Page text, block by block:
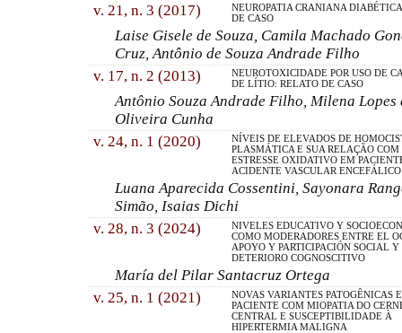
v. 21, n. 3 (2017)
NEUROPATIA CRANIANA
DE CASO
Laise Gisele de Souza, Camila Machado
Cruz, Antônio de Souza Andrade Filho
v. 17, n. 2 (2013)
NEUROTOXICIDADE POR USO DE
DE LÍTIO: RELATO DE CASO
Antônio Souza Andrade Filho, Milena
Oliveira Cunha
v. 24, n. 1 (2020)
NÍVEIS DE ELEVADOS DE
PLASMÁTICA E SUA RELAÇÃO COM
ESTRESSE OXIDATIVO EM
ACIDENTE VASCULAR ENCEFÁLICO
Luana Aparecida Cossentini, Sayonara
Simão, Isaias Dichi
v. 28, n. 3 (2024)
NIVELES EDUCATIVO Y
COMO MODERADORES ENTRE EL
APOYO Y PARTICIPACIÓN SOCIAL Y
DETERIORO COGNOSCITIVO
María del Pilar Santacruz Ortega
v. 25, n. 1 (2021)
NOVAS VARIANTES PATOGÊNICAS
PACIENTE COM MIOPATIA DO
CENTRAL E SUSCEPTIBILIDADE À
HIPERTERMIA MALIGNA